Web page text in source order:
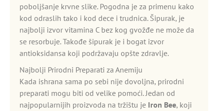
poboljšanje krvne slike. Pogodna je za primenu kako
kod odraslih tako i kod dece i trudnica. Šipurak, je
najbolji izvor vitamina C bez kog gvožđe ne može da
se resorbuje. Takođe šipurak je i bogat izvor
antioksidansa koji podržavaju opšte zdravlje.
Najbolji Prirodni Preparati za Anemiju
Kada ishrana sama po sebi nije dovoljna, prirodni
preparati mogu biti od velike pomoći. Jedan od
najpopularnijih proizvoda na tržištu je Iron Bee, koji